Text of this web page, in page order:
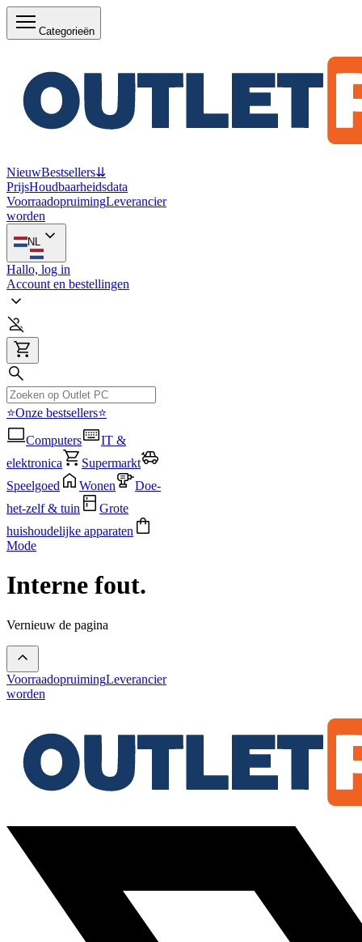
Categorieën
NieuwBestsellers⇊
PrijsHoudbaarheidsdata
VoorraadopruimingLeverancier
worden
NL
Hallo, log in
Account en bestellingen
⭐Onze bestsellers⭐
Computers
IT &
elektronica
Supermarkt
Speelgoed
Wonen
Doe-
het-zelf & tuin
Grote
huishoudelijke apparaten
Mode
Interne fout.
Vernieuw de pagina
VoorraadopruimingLeverancier
worden